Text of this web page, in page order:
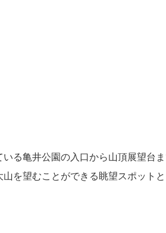
る亀井公園の入口から山頂展望台
を望むことができる眺望スポットと